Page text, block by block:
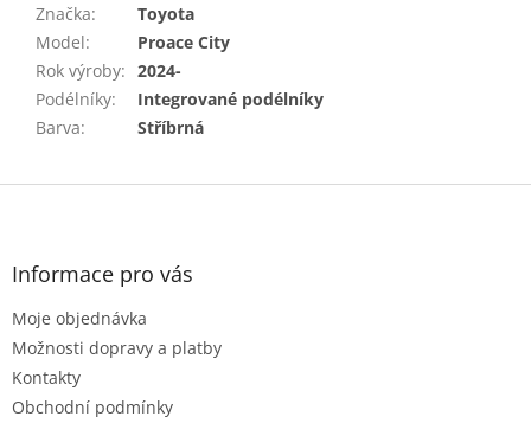
Značka:
Toyota
Model:
Proace City
Rok výroby: 2024-
Podélníky:
Integrované podélníky
Barva: Stříbrná
Z
Informace pro vás
Moje objednávka
Možnosti dopravy a platby
Kontakty
Obchodní podmínky